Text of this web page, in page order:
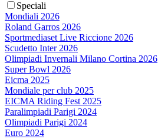
Speciali
Mondiali 2026
Roland Garros 2026
Sportmediaset Live Riccione 2026
Scudetto Inter 2026
Olimpiadi Invernali Milano Cortina 2026
Super Bowl 2026
Eicma 2025
Mondiale per club 2025
EICMA Riding Fest 2025
Paralimpiadi Parigi 2024
Olimpiadi Parigi 2024
Euro 2024